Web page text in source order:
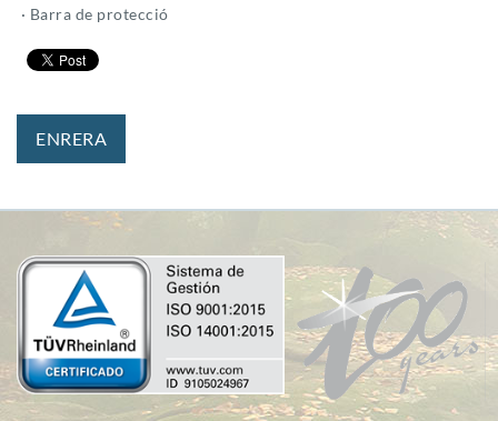
· Barra de protecció
ENRERA